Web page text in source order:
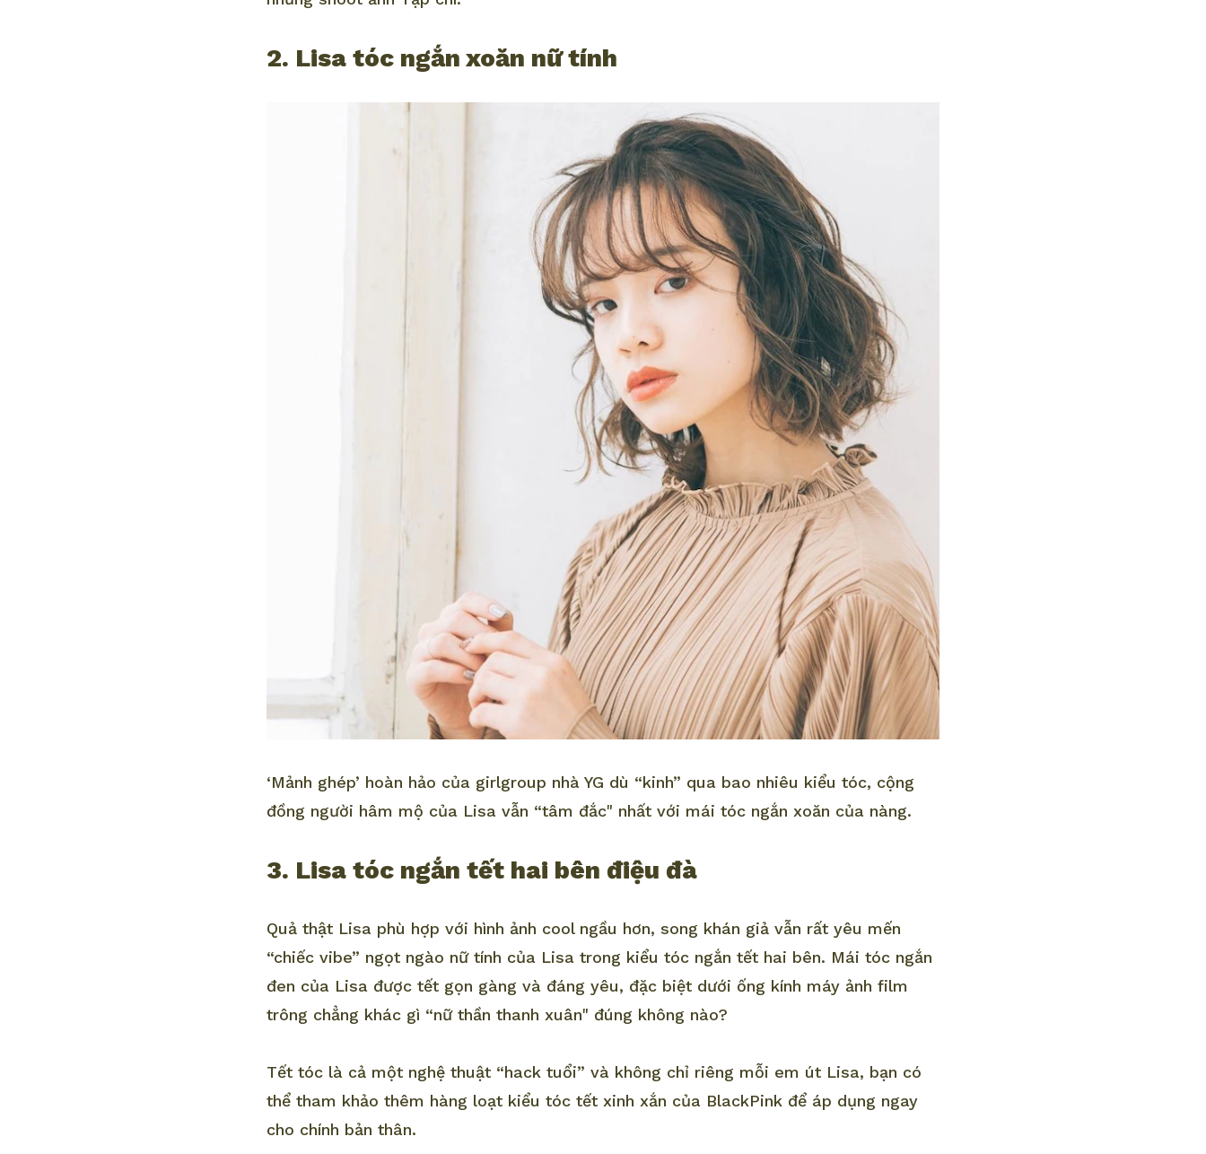
2. Lisa tóc ngắn xoăn nữ tính
‘Mảnh ghép’ hoàn hảo của girlgroup nhà YG dù “kinh” qua bao nhiêu kiểu tóc, cộng
đồng người hâm mộ của Lisa vẫn “tâm đắc" nhất với mái tóc ngắn xoăn của nàng.
3. Lisa tóc ngắn tết hai bên điệu đà
Quả thật Lisa phù hợp với hình ảnh cool ngầu hơn, song khán giả vẫn rất yêu mến
“chiếc vibe” ngọt ngào nữ tính của Lisa trong kiểu tóc ngắn tết hai bên. Mái tóc ngắn
đen của Lisa được tết gọn gàng và đáng yêu, đặc biệt dưới ống kính máy ảnh film
trông chẳng khác gì “nữ thần thanh xuân" đúng không nào?
Tết tóc là cả một nghệ thuật “hack tuổi” và không chỉ riêng mỗi em út Lisa, bạn có
thể tham khảo thêm hàng loạt kiểu tóc tết xinh xắn của BlackPink để áp dụng ngay
cho chính bản thân.